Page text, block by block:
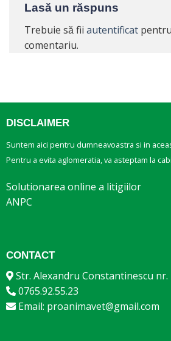
Lasă un răspuns
Trebuie să fii autentificat
comentariu.
DISCLAIMER
Suntem aici pentru dumneavoastra si in
Pentru a evita aglomeratia, va asteptam la
Solutionarea online a litigiilor
ANPC
CONTACT
Str. Alexandru Constantinescu nr.
0765.92.55.23
Email: proanimavet@gmail.com